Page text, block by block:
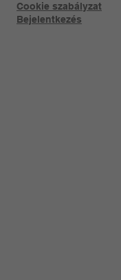
Cookie szabályzat
Bejelentkezés